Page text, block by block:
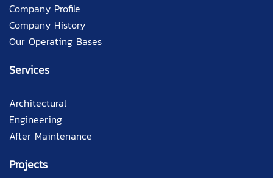
Company Profile
Company History
Our Operating Bases
Services
Architectural
Engineering
After Maintenance
Projects